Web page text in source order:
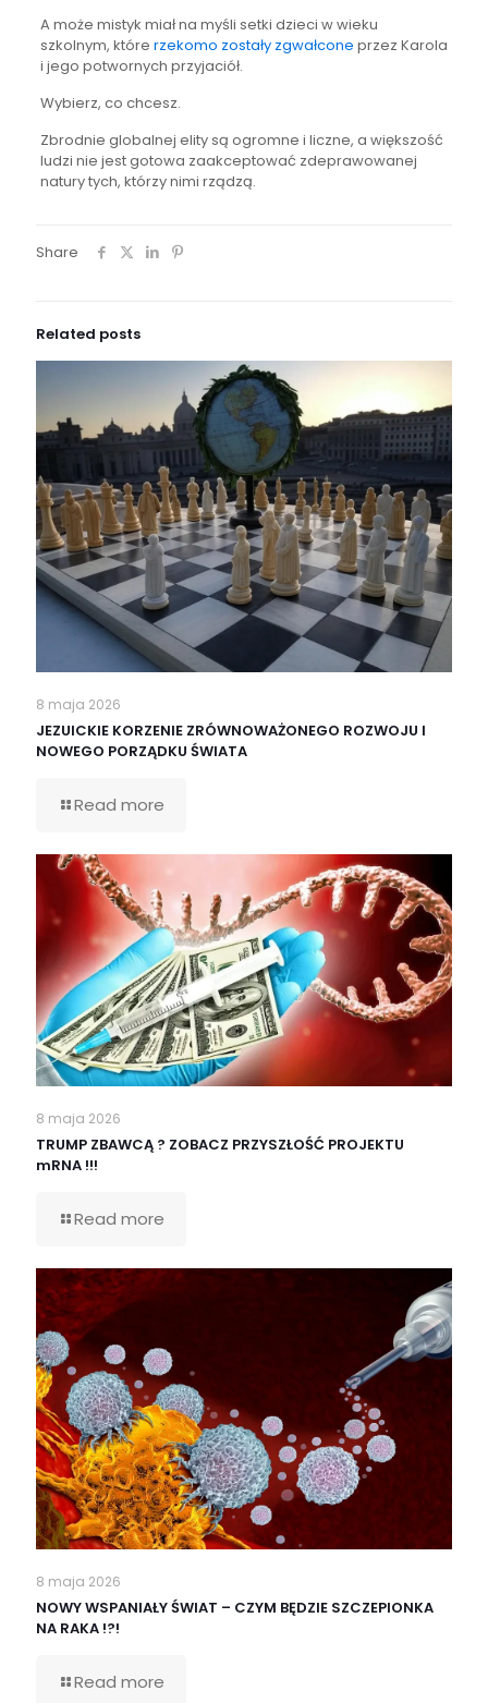
A może mistyk miał na myśli setki dzieci w wieku
szkolnym, które rzekomo zostały zgwałcone przez Karola
i jego potwornych przyjaciół.
Wybierz, co chcesz.
Zbrodnie globalnej elity są ogromne i liczne, a większość
ludzi nie jest gotowa zaakceptować zdeprawowanej
natury tych, którzy nimi rządzą.
Share
Related posts
8 maja 2026
JEZUICKIE KORZENIE ZRÓWNOWAŻONEGO ROZWOJU I
NOWEGO PORZĄDKU ŚWIATA
Read more
8 maja 2026
TRUMP ZBAWCĄ ? ZOBACZ PRZYSZŁOŚĆ PROJEKTU
mRNA !!!
Read more
8 maja 2026
NOWY WSPANIAŁY ŚWIAT – CZYM BĘDZIE SZCZEPIONKA
NA RAKA !?!
Read more